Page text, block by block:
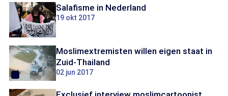
Salafisme in Nederland
19 okt 2017
Moslimextremisten willen eigen staat in
Zuid-Thailand
02 jun 2017